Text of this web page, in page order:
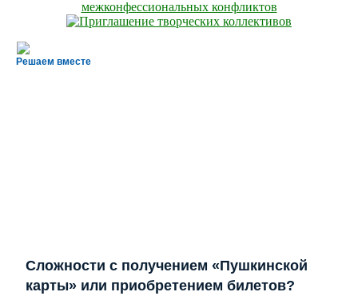
Решаем вместе
Сложности с получением «Пушкинской
карты» или приобретением билетов?